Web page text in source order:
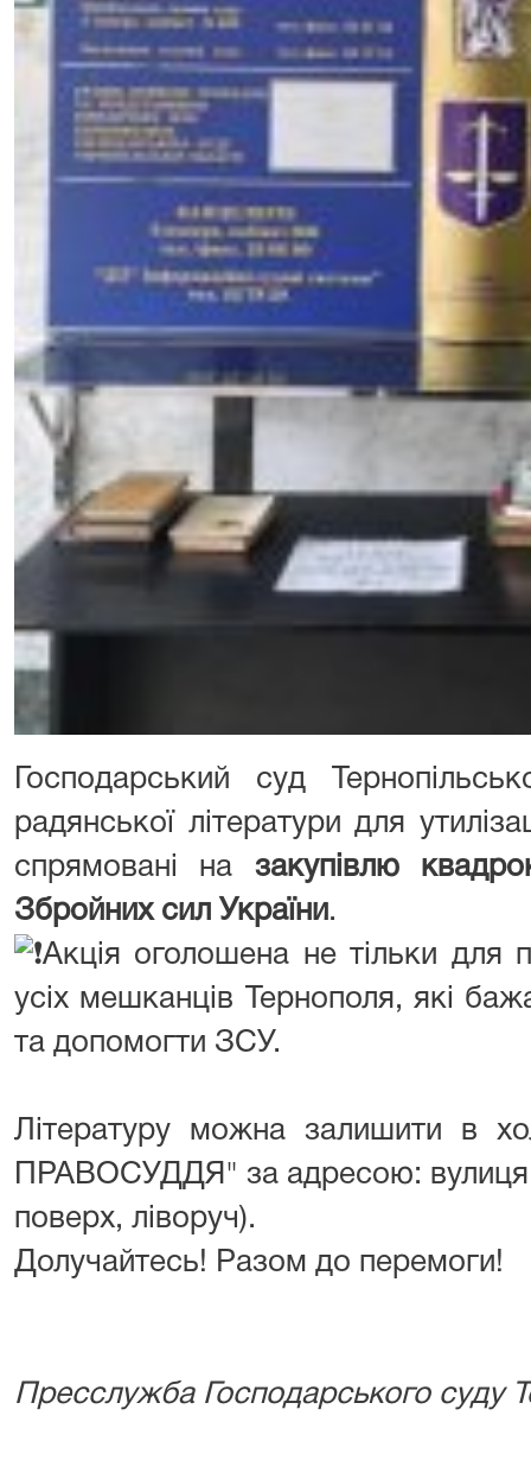
Господарський суд
радянської літератури для
спрямовані на закупівлю
Збройних сил України.
Акція оголошена не тільки для
усіх мешканців Тернополя, які
та допомогти ЗСУ.
Літературу можна залишити в
ПРАВОСУДДЯ" за адресою: вулиця
поверх, ліворуч).
Долучайтесь! Разом до перемоги!
Пресслужба Господарського суду